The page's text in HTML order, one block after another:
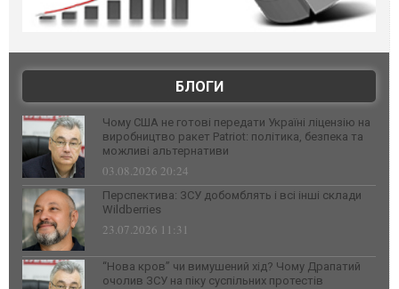
БЛОГИ
Чому США не готові передати Україні ліцензію на
виробництво ракет Patriot: політика, безпека та
можливі альтернативи
03.08.2026 20:24
Перспектива: ЗСУ добомблять і всі інші склади
Wildberries
23.07.2026 11:31
“Нова кров” чи вимушений хід? Чому Драпатий
очолив ЗСУ на піку суспільних протестів